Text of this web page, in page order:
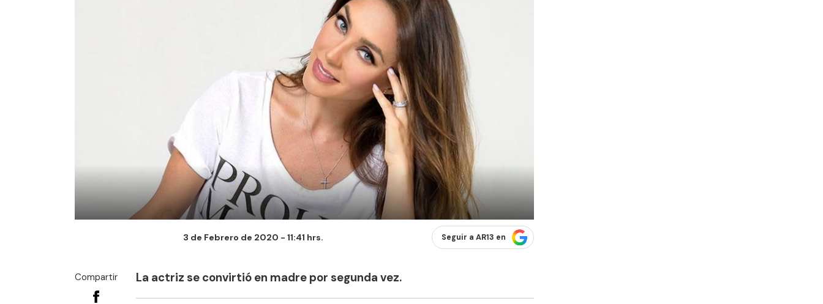
3 de Febrero de 2020 - 11:41 hrs. Seguir a AR13 en
Compartir La actriz se convirtió en madre por segunda vez.